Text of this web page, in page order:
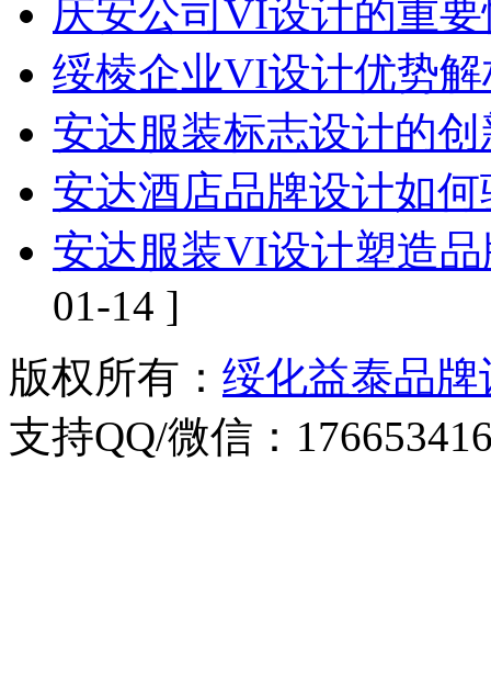
庆安公司VI设计的重
绥棱企业VI设计优势
安达服装标志设计的
安达酒店品牌设计如
安达服装VI设计塑造
01-14 ]
版权所有： 绥化益泰品
支持QQ/微信：